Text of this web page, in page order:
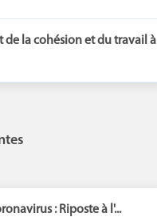
de la cohésion et du travail à
: Riposte à l'...